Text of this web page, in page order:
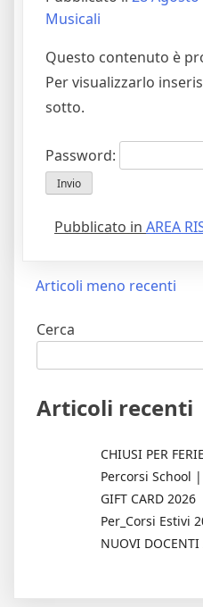
Musicali
Questo contenuto è
Per visualizzarlo
sotto.
Password:
Pubblicato in AREA
Navigazione
articoli
Articoli meno recenti
Cerca
Articoli recenti
CHIUSI PER
Percorsi School
GIFT CARD 2026
Per_Corsi Estivi
NUOVI